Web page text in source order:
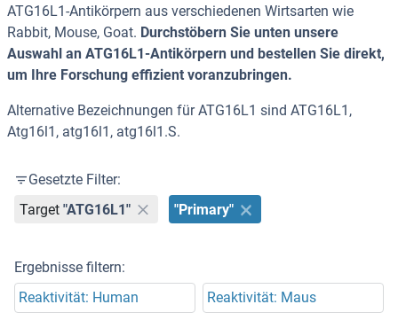
ATG16L1-Antikörpern aus verschiedenen Wirtsarten wie
Rabbit, Mouse, Goat. Durchstöbern Sie unten unsere
Auswahl an ATG16L1-Antikörpern und bestellen Sie direkt,
um Ihre Forschung effizient voranzubringen.
Alternative Bezeichnungen für ATG16L1 sind ATG16L1,
Atg16l1, atg16l1, atg16l1.S.
Gesetzte Filter:
Target "ATG16L1" "Primary"
Ergebnisse filtern:
Reaktivität: Human
Reaktivität: Maus